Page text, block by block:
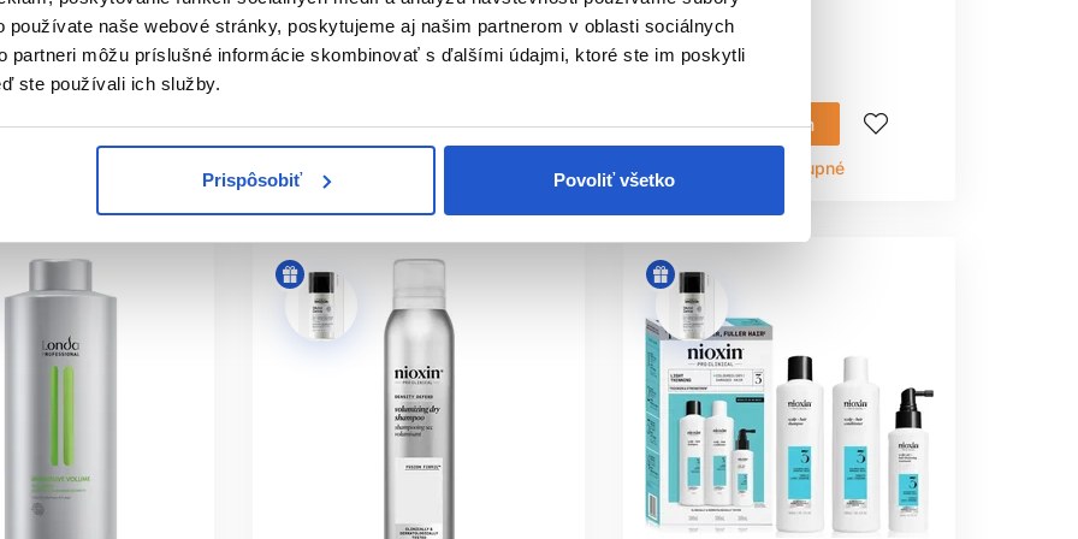
používate naše webové stránky, poskytujeme aj našim partnerom v oblasti sociálnych
partneri môžu príslušné informácie skombinovať s ďalšími údajmi, ktoré ste im poskytli
ste používali ich služby.
Prispôsobiť Povoliť všetko
Šampóny na objem a hustejšie
vlasy
Kúpiť Mám záujem
Aktuálne nedostupné